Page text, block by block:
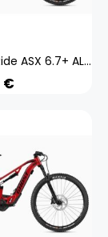
Ghost HybRide ASX 6.7+ AL U 29/27,5+ Zoll E Mountainbike Fully E-Bike MTB Pedelec Full Suspension 650B
€